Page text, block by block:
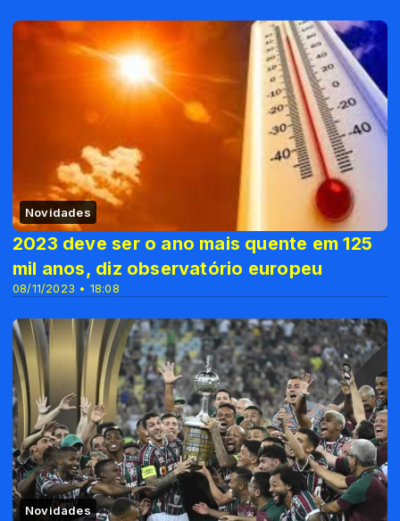
Novidades
08/11/2023 • 18:08
2023 deve ser o ano mais quente em 125
mil anos, diz observatório europeu
Novidades